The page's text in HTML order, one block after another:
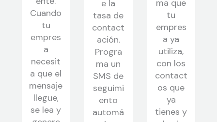
Cuando
tu
empres
a
necesit
a que el
mensaje
llegue,
se lea y
e la
tasa de
contact
ación.
Progra
ma un
SMS de
seguimi
ento
automá
ma que
tu
empres
a ya
utiliza,
con los
contact
os que
ya
tienes y